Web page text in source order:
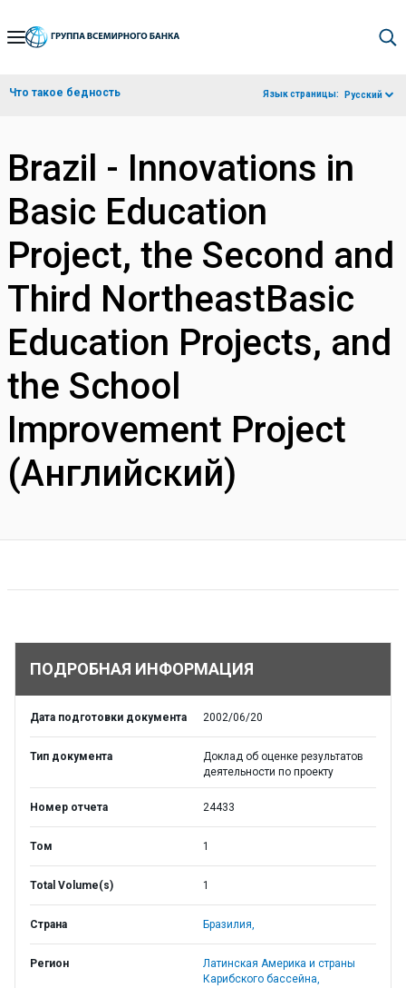
Skip
Navigation
Что такое бедность Язык страницы: Русский
Brazil - Innovations in
Basic Education
Project, the Second and
Third NortheastBasic
Education Projects, and
the School
Improvement Project
(Английский)
ПОДРОБНАЯ ИНФОРМАЦИЯ
Дата подготовки документа 2002/06/20
Тип документа
Доклад об оценке результатов
деятельности по проекту
Номер отчета 24433
Том 1
Total Volume(s) 1
Страна Бразилия,
Регион
Латинская Америка и страны
Карибского бассейна,